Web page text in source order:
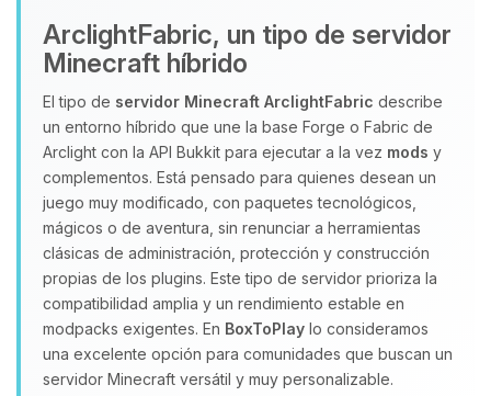
ArclightFabric, un tipo de servidor
Minecraft híbrido
El tipo de servidor Minecraft ArclightFabric describe
un entorno híbrido que une la base Forge o Fabric de
Arclight con la API Bukkit para ejecutar a la vez mods y
complementos. Está pensado para quienes desean un
juego muy modificado, con paquetes tecnológicos,
mágicos o de aventura, sin renunciar a herramientas
clásicas de administración, protección y construcción
propias de los plugins. Este tipo de servidor prioriza la
compatibilidad amplia y un rendimiento estable en
modpacks exigentes. En BoxToPlay lo consideramos
una excelente opción para comunidades que buscan un
servidor Minecraft versátil y muy personalizable.
hablar! Soy Choupy, tu pequeno
asistente de BoxToPlay. Cuentame
pequenos circuitos para ayudarte.